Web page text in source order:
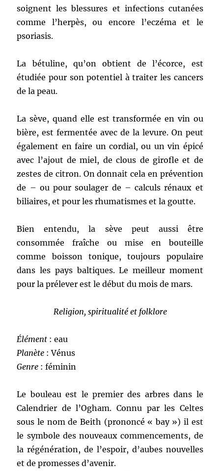
soignent les blessures et infections cutanées
comme l’herpès, ou encore l’eczéma et le
psoriasis.
La bétuline, qu’on obtient de l’écorce, est
étudiée pour son potentiel à traiter les cancers
de la peau.
La sève, quand elle est transformée en vin ou
bière, est fermentée avec de la levure. On peut
également en faire un cordial, ou un vin épicé
avec l’ajout de miel, de clous de girofle et de
zestes de citron. On donnait cela en prévention
de – ou pour soulager de – calculs rénaux et
biliaires, et pour les rhumatismes et la goutte.
Bien entendu, la sève peut aussi être
consommée fraîche ou mise en bouteille
comme boisson tonique, toujours populaire
dans les pays baltiques. Le meilleur moment
pour la prélever est le début du mois de mars.
Religion, spiritualité et folklore
Élément : eau
Planète : Vénus
Genre : féminin
Le bouleau est le premier des arbres dans le
Calendrier de l’Ogham. Connu par les Celtes
sous le nom de Beith (prononcé « bay ») il est
le symbole des nouveaux commencements, de
la régénération, de l’espoir, d’aubes nouvelles
et de promesses d’avenir.